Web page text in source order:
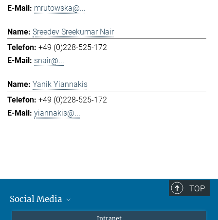
mrutowska@...
Sreedev Sreekumar Nair
+49 (0)228-525-172
snair@...
Yanik Yiannakis
+49 (0)228-525-172
yiannakis@...
TOP
Social Media
Intranet